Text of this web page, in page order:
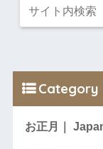
Category
お正月｜